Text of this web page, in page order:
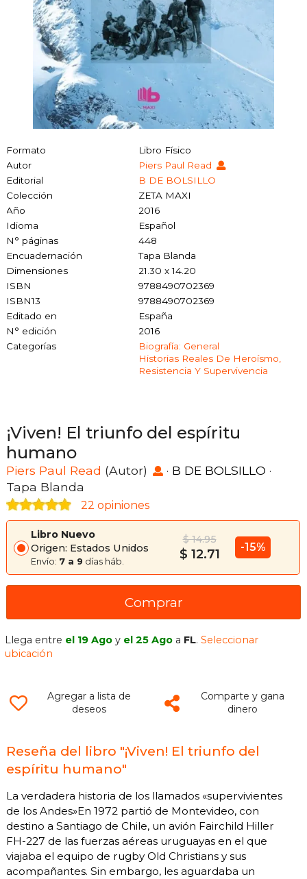
Formato
Libro Físico
Autor
Piers Paul Read
Editorial
B DE BOLSILLO
Colección
ZETA MAXI
Año
2016
Idioma
Español
N° páginas
448
Encuadernación
Tapa Blanda
Dimensiones
21.30 x 14.20
ISBN
9788490702369
ISBN13
9788490702369
Editado en
España
N° edición
2016
Categorías
Biografía: General
Historias Reales De Heroísmo,
Resistencia Y Supervivencia
¡Viven! El triunfo del espíritu
humano
Piers Paul Read (Autor) · B DE BOLSILLO ·
Tapa Blanda
22 opiniones
Libro Nuevo
Origen: Estados Unidos
Envío: 7 a 9 días háb.
$ 14.95
$ 12.71 -15%
Comprar
Llega entre el 19 Ago y el 25 Ago a FL.Seleccionar
ubicación
Agregar a lista de
deseos
Comparte y gana
dinero
Reseña del libro "¡Viven! El triunfo del
espíritu humano"
La verdadera historia de los llamados «supervivientes
de los Andes»En 1972 partió de Montevideo, con
destino a Santiago de Chile, un avión Fairchild Hiller
FH-227 de las fuerzas aéreas uruguayas en el que
viajaba el equipo de rugby Old Christians y sus
acompañantes. Sin embargo, les aguardaba un